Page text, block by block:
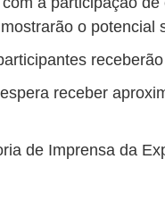
o potencial
receber
de Imprensa da